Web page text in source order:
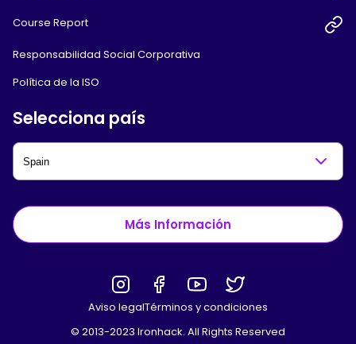
Course Report
Responsabilidad Social Corporativa
Política de la ISO
Selecciona país
Más Información
Aviso legalTérminos y condiciones
© 2013-2023 Ironhack. All Rights Reserved